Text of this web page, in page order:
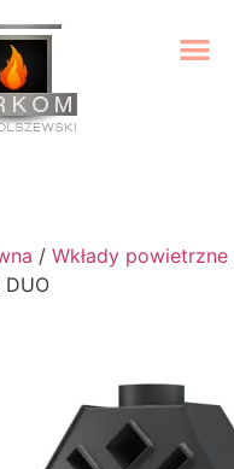
/ Wkłady powietrzne
DUO